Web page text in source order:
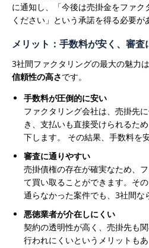
に通知し、「今後は売掛金をファ
ください」という承諾を得る必要が
メリット：手数料が安く、審査
3社間ファクタリングの最大の魅力は
信頼性の高さです。
手数料が圧倒的に安い
ファクタリング会社は、売掛先
き、支払いも直接受けられるた
下します。 その結果、手数料を
審査に通りやすい
売掛債権の存在が確実なため、
て買い取ることができます。そ
通らなかった案件でも、3社間な
悪徳業者が介在しにくい
契約の透明性が高く、売掛先も
行われにくいというメリットもあ